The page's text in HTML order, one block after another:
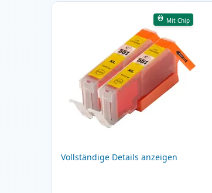
Mit Chip
Vollständige Details anzeigen